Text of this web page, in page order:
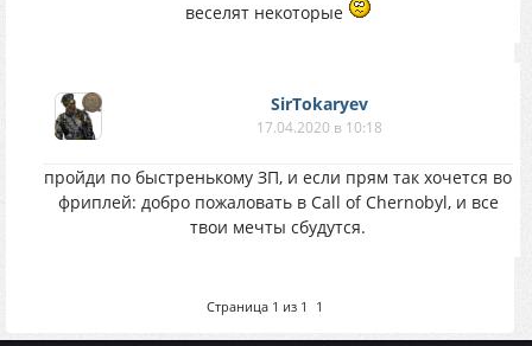
веселят некоторые
SirTokaryev
17.04.2020 в 10:18
пройди по быстренькому ЗП, и если прям так хочется во
фриплей: добро пожаловать в Call of Chernobyl, и все
твои мечты сбудутся.
Страница 1 из 1 1